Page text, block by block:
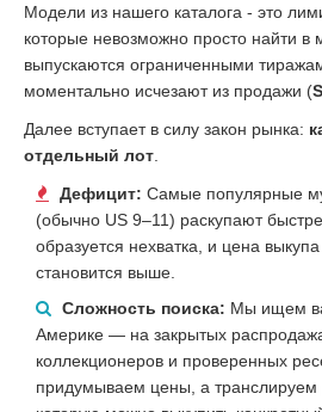
Модели из нашего каталога - это
которые невозможно просто найти в
выпускаются ограниченными
моментально исчезают из продажи (
Далее вступает в силу закон рынка:
отдельный лот
Дефицит: Самые популярные
(обычно US 9–11) раскупают
образуется нехватка, и цена
становится выше.
Сложность поиска: Мы ищем
Америке — на закрытых
коллекционеров и проверенных
придумываем цены, а транслируем